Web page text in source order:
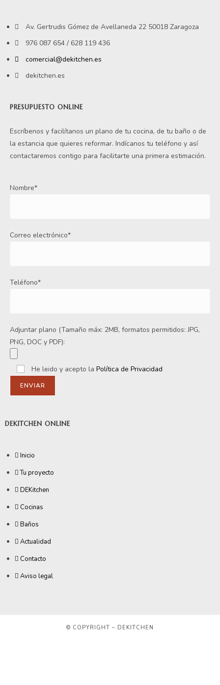
Av. Gertrudis Gómez de Avellaneda 22 50018 Zaragoza
976 087 654 / 628 119 436
comercial@dekitchen.es
dekitchen.es
PRESUPUESTO ONLINE
Escríbenos y facilítanos un plano de tu cocina, de tu baño o de
la estancia que quieres reformar. Indícanos tu teléfono y así
contactaremos contigo para facilitarte una primera estimación.
Nombre*
Correo electrónico*
Teléfono*
Adjuntar plano (Tamaño máx: 2MB, formatos permitidos: JPG,
PNG, DOC y PDF):
He leido y acepto la Política de Privacidad
DEKITCHEN ONLINE
Inicio
Tu proyecto
DEKitchen
Cocinas
Baños
Actualidad
Contacto
Aviso legal
© COPYRIGHT – DEKITCHEN